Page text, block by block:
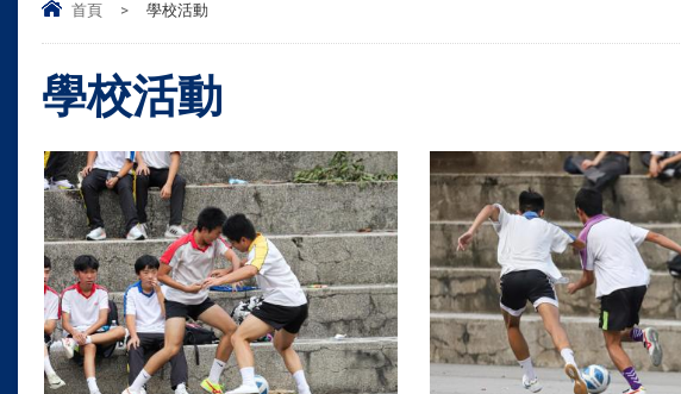
首頁 > 學校活動
學校活動